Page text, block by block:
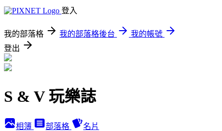
登入
我的部落格 我的部落格後台
我的帳號
登出
S & V 玩樂誌
相簿 部落格 名片